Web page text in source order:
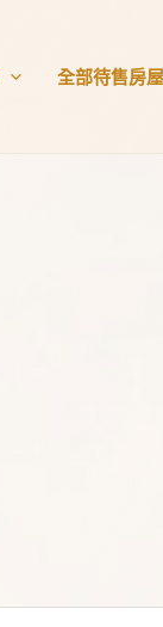
全部待售房屋